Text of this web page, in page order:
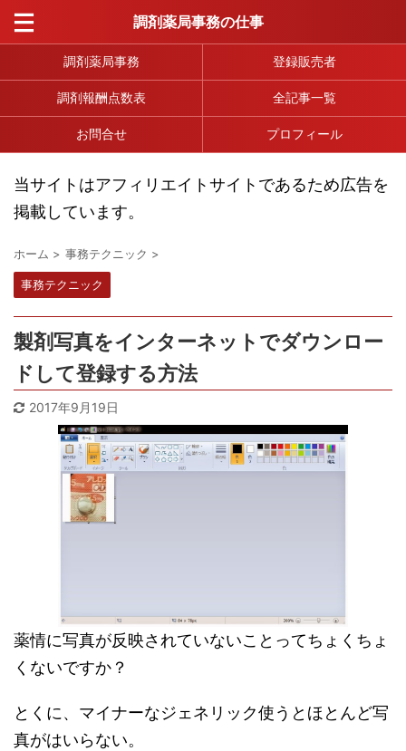
調剤薬局事務の仕事
調剤薬局事務 登録販売者
調剤報酬点数表 全記事一覧
お問合せ プロフィール
当サイトはアフィリエイトサイトであるため広告を
掲載しています。
ホーム > 事務テクニック >
事務テクニック
製剤写真をインターネットでダウンロー
ドして登録する方法
2017年9月19日
薬情に写真が反映されていないことってちょくちょ
くないですか？
とくに、マイナーなジェネリック使うとほとんど写
真がはいらない。